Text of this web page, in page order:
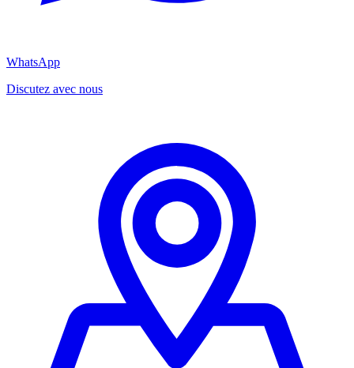
WhatsApp
Discutez avec nous